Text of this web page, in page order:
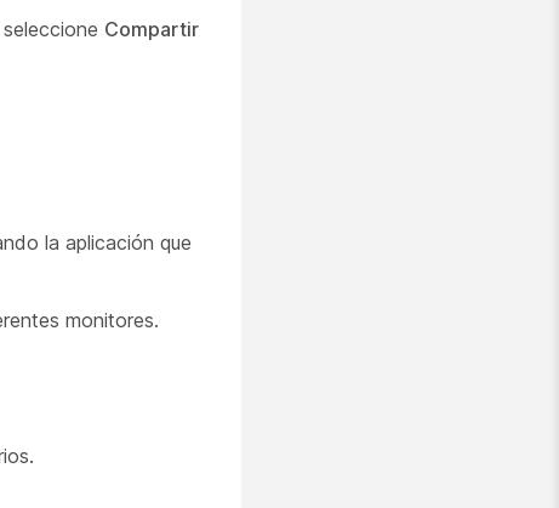
seleccione Compartir
la aplicación que
monitores.